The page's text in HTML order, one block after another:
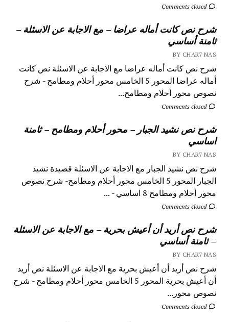
Comments closed
شرح نص كانت أماله عراضا – مع الاجابة عن الاسئلة –
ثامنة أساسي
BY CHAR7 NAS
شرح نص كانت أماله عراضا مع الاجابة عن الاسئلة نص كانت
أماله عراضا المحور 5 الخامس محور أحلام ومطامح - شرح
نصوص محور أحلام ومطامح...
Comments closed
شرح نص نشيد الجبار – محور أحلام ومطامح – ثامنة
اساسي
BY CHAR7 NAS
شرح نص نشيد الجبار مع الاجابة عن الاسئلة قصيدة نشيد
الجبار المحور 5 الخامس محور أحلام ومطامح- شرح نصوص
محور أحلام ومطامح 8 اساسي - ...
Comments closed
شرح نص أريد أن أعيش بحرية – مع الاجابة عن الاسئلة
– ثامنة أساسي
BY CHAR7 NAS
شرح نص أريد أن أعيش بحرية مع الاجابة عن الاسئلة نص أريد
أن أعيش بحرية المحور 5 الخامس محور أحلام ومطامح - شرح
نصوص محور...
Comments closed